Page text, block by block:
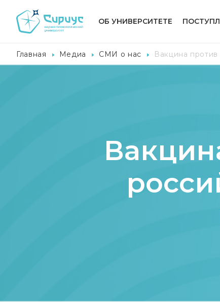
ОБ УНИВЕРСИТЕТЕ
Главная Медиа СМИ о нас Вакцина